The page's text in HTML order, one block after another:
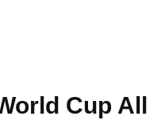
Cup All